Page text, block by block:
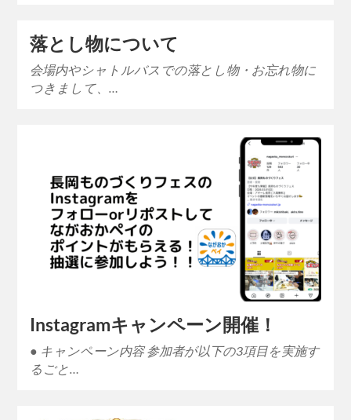
落とし物について
会場内やシャトルバスでの落とし物・お忘れ物に
つきまして、…
Instagramキャンペーン開催！
● キャンペーン内容 参加者が以下の3項目を実施す
るごと…